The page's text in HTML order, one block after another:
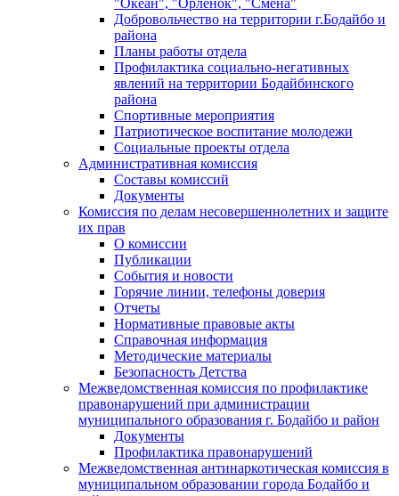
"Океан", "Орленок", "Смена"
Добровольчество на территории г.Бодайбо и
района
Планы работы отдела
Профилактика социально-негативных
явлений на территории Бодайбинского
района
Спортивные мероприятия
Патриотическое воспитание молодежи
Социальные проекты отдела
Административная комиссия
Составы комиссий
Документы
Комиссия по делам несовершеннолетних и защите
их прав
О комиссии
Публикации
События и новости
Горячие линии, телефоны доверия
Отчеты
Нормативные правовые акты
Справочная информация
Методические материалы
Безопасность Детства
Межведомственная комиссия по профилактике
правонарушений при администрации
муниципального образования г. Бодайбо и район
Документы
Профилактика правонарушений
Межведомственная антинаркотическая комиссия в
муниципальном образовании города Бодайбо и